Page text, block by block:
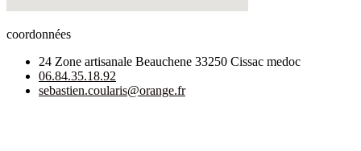
coordonnées
24 Zone artisanale Beauchene 33250 Cissac medoc
06.84.35.18.92
sebastien.coularis@orange.fr